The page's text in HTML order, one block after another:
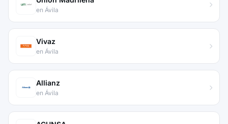
en Ávila
Vivaz
en Ávila
Allianz
en Ávila